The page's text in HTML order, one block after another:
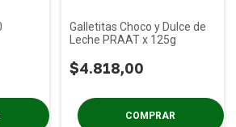
Galletitas Choco y Dulce de
Leche PRAAT x 125g
$4.818,00